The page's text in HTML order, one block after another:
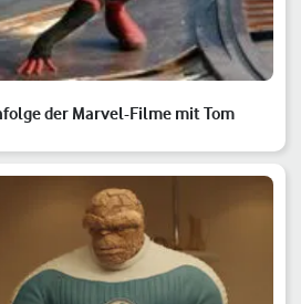
der Marvel-Filme mit Tom